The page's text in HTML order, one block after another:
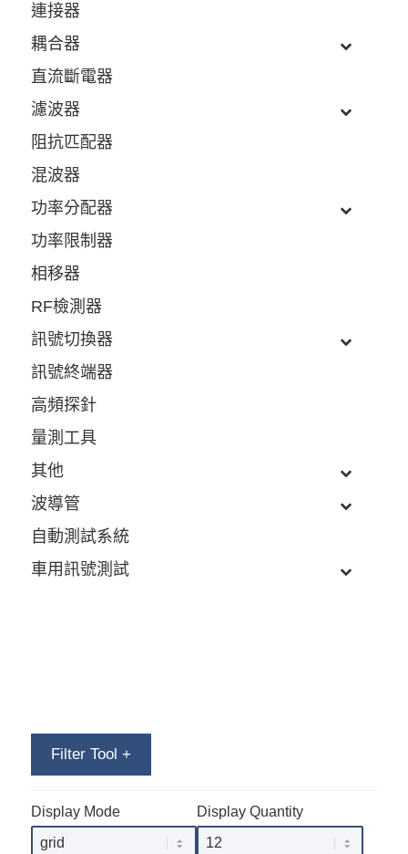
Filter Tool +
Display Mode Display Quantity
連接器
耦合器
直流斷電器
濾波器
阻抗匹配器
混波器
功率分配器
功率限制器
相移器
RF檢測器
訊號切換器
訊號終端器
高頻探針
量測工具
其他
波導管
自動測試系統
車用訊號測試